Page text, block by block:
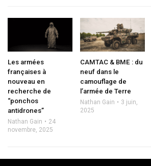
Les armées
françaises à
nouveau en
recherche de
“ponchos
antidrones”
Nathan Gain
24
novembre, 2025
CAMTAC & BME : du
neuf dans le
camouflage de
l’armée de Terre
Nathan Gain
3 juin,
2025